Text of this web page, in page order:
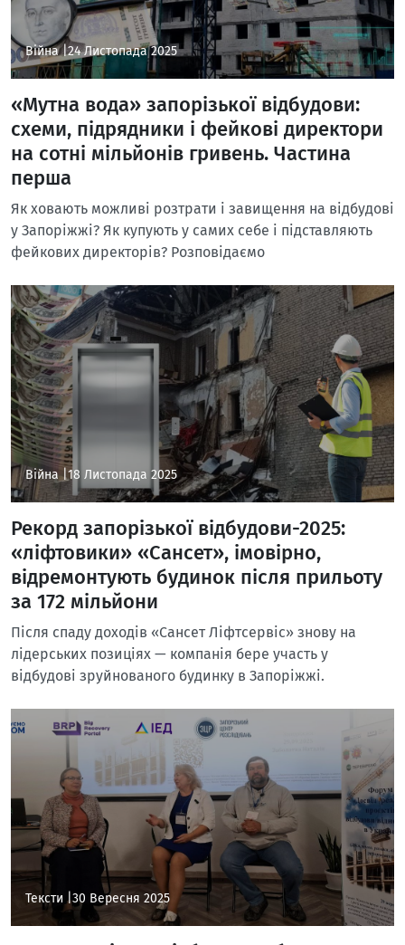
Війна |24 Листопада 2025
«Мутна вода» запорізької відбудови:
схеми, підрядники і фейкові директори
на сотні мільйонів гривень. Частина
перша
Як ховають можливі розтрати і завищення на відбудові
у Запоріжжі? Як купують у самих себе і підставляють
фейкових директорів? Розповідаємо
Війна |18 Листопада 2025
Рекорд запорізької відбудови-2025:
«ліфтовики» «Сансет», імовірно,
відремонтують будинок після прильоту
за 172 мільйони
Після спаду доходів «Сансет Ліфтсервіс» знову на
лідерських позиціях — компанія бере участь у
відбудові зруйнованого будинку в Запоріжжі.
Тексти |30 Вересня 2025